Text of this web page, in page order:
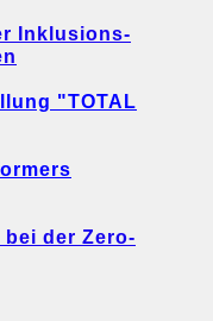
Inklusions-
"TOTAL
der Zero-